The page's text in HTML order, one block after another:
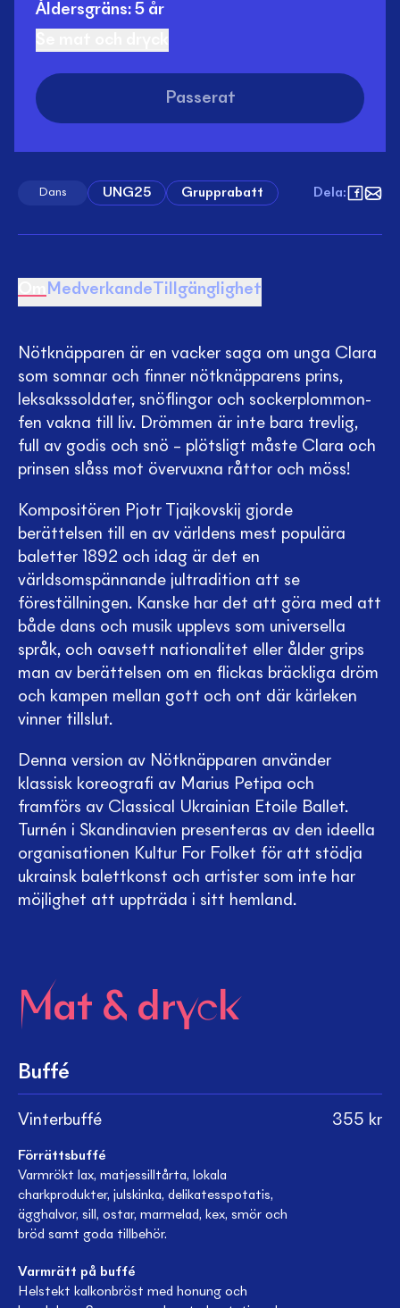
Åldersgräns: 5 år
Passerat
Dans UNG25 Grupprabatt Dela:
Medverkande Tillgänglighet
Nötknäpparen är en vacker saga om unga Clara
som somnar och finner nötknäpparens prins,
leksakssoldater, snöflingor och sockerplommon-
fen vakna till liv. Drömmen är inte bara trevlig,
full av godis och snö – plötsligt måste Clara och
prinsen slåss mot övervuxna råttor och möss!
Kompositören Pjotr Tjajkovskij gjorde
berättelsen till en av världens mest populära
baletter 1892 och idag är det en
världsomspännande jultradition att se
föreställningen. Kanske har det att göra med att
både dans och musik upplevs som universella
språk, och oavsett nationalitet eller ålder grips
man av berättelsen om en flickas bräckliga dröm
och kampen mellan gott och ont där kärleken
vinner tillslut.
Denna version av Nötknäpparen använder
klassisk koreografi av Marius Petipa och
framförs av Classical Ukrainian Etoile Ballet.
Turnén i Skandinavien presenteras av den ideella
organisationen Kultur For Folket för att stödja
ukrainsk balettkonst och artister som inte har
möjlighet att uppträda i sitt hemland.
Mat & dryck
Buffé
Vinterbuffé 355 kr
Förrättsbuffé
Varmrökt lax, matjessilltårta, lokala
charkprodukter, julskinka, delikatesspotatis,
ägghalvor, sill, ostar, marmelad, kex, smör och
bröd samt goda tillbehör.
Varmrätt på buffé
Helstekt kalkonbröst med honung och